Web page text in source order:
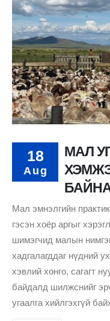
18
Aug
МАЛ
Мал эмнэлгийн
гэсэн хоёр аргыг
шимэгчид малын
хадгалагддаг нүдний
хэвлий хонго, сагагт
байдалд шилжснийг
угаалга хийлгэхгүй